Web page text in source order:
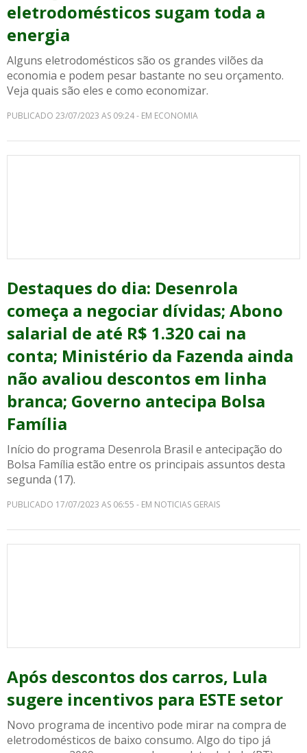
eletrodomésticos sugam toda a
energia
Alguns eletrodomésticos são os grandes vilões da
economia e podem pesar bastante no seu orçamento.
Veja quais são eles e como economizar.
PUBLICADO 23/07/2023 AS 09:24 - EM ECONOMIA
Destaques do dia: Desenrola
começa a negociar dívidas; Abono
salarial de até R$ 1.320 cai na
conta; Ministério da Fazenda ainda
não avaliou descontos em linha
branca; Governo antecipa Bolsa
Família
Início do programa Desenrola Brasil e antecipação do
Bolsa Família estão entre os principais assuntos desta
segunda (17).
PUBLICADO 17/07/2023 AS 06:55 - EM NOTICIAS GERAIS
Após descontos dos carros, Lula
sugere incentivos para ESTE setor
Novo programa de incentivo pode mirar na compra de
eletrodomésticos de baixo consumo. Algo do tipo já